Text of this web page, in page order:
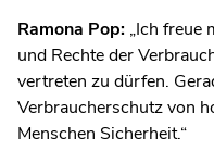
Ramona Pop: „Ich freue
und Rechte der
vertreten zu dürfen.
Verbraucherschutz von
Menschen Sicherheit.“